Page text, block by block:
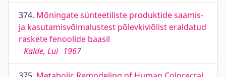
374. Mõningate sünteetiliste produktide saamis-
ja kasutamisvõimalustest põlevkiviõlist eraldatud
raskete fenoolide baasil
Kalde, Lui 1967